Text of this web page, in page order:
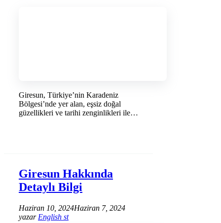
Giresun, Türkiye’nin Karadeniz
Bölgesi’nde yer alan, eşsiz doğal
güzellikleri ve tarihi zenginlikleri ile
Giresun Hakkında
Detaylı Bilgi
Haziran 10, 2024Haziran 7, 2024
yazar English st